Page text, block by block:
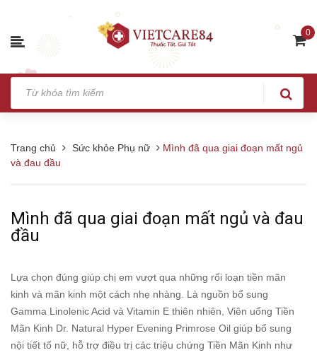
0
Trang chủ Sức khỏe Phụ nữ
Mình đã qua giai đoạn mất ngủ
và đau đầu
Mình đã qua giai đoạn mất ngủ và đau
đầu
Lựa chọn đúng giúp chị em vượt qua những rối loạn tiền mãn
kinh và mãn kinh một cách nhẹ nhàng. Là nguồn bổ sung
Gamma Linolenic Acid và Vitamin E thiên nhiên, Viên uống Tiền
Mãn Kinh Dr. Natural Hyper Evening Primrose Oil giúp bổ sung
nội tiết tố nữ, hỗ trợ điều trị các triệu chứng Tiền Mãn Kinh như